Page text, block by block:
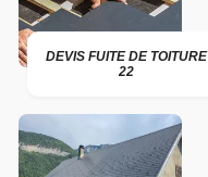
DEVIS FUITE DE TOITURE
22